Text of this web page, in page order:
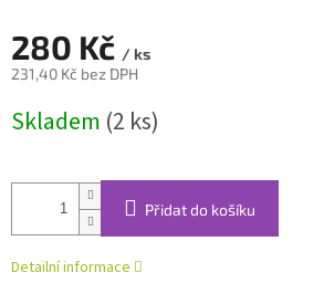
280 Kč / ks
231,40 Kč bez DPH
cena:
Skladem (2 ks)
Přidat do košíku
Detailní informace